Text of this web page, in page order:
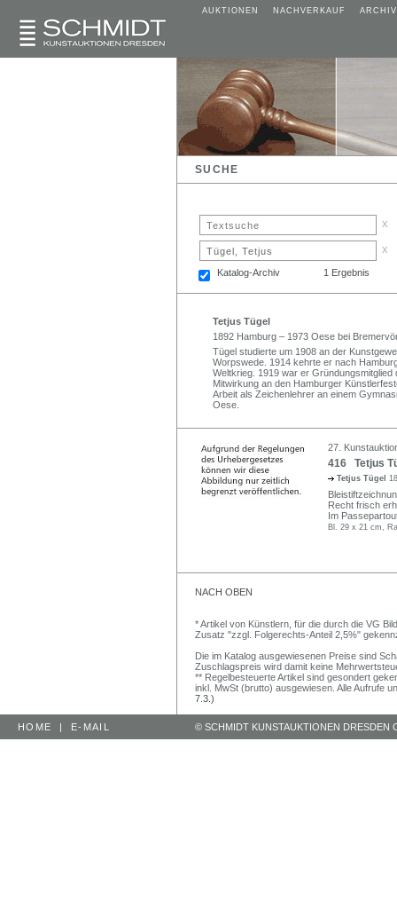
AUKTIONEN NACHVERKAUF ARCHIV
SUCHE
x
x
Katalog-Archiv 1 Ergebnis
Tetjus Tügel
1892 Hamburg – 1973 Oese bei
Tügel studierte um 1908 an der
Worpswede. 1914 kehrte er nach
Weltkrieg. 1919 war er
Mitwirkung an den Hamburger
Arbeit als Zeichenlehrer an einem
Oese.
27.
416 Tetjus
Tetjus Tügel
Recht frisch
Im
Bl. 29 x 21 cm,
NACH OBEN
* Artikel von Künstlern, für die durch die VG
Zusatz "zzgl. Folgerechts-Anteil 2,5%"
Die im Katalog ausgewiesenen Preise sind
Zuschlagspreis wird damit keine
** Regelbesteuerte Artikel sind gesondert
inkl. MwSt (brutto) ausgewiesen. Alle Aufrufe
7.3.)
HOME | E-MAIL © SCHMIDT KUNSTAUKTIONEN DRESDEN